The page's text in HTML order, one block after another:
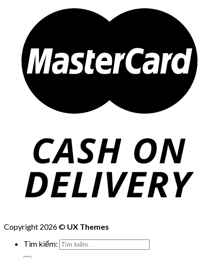
Copyright 2026 © UX Themes
Tìm kiếm: